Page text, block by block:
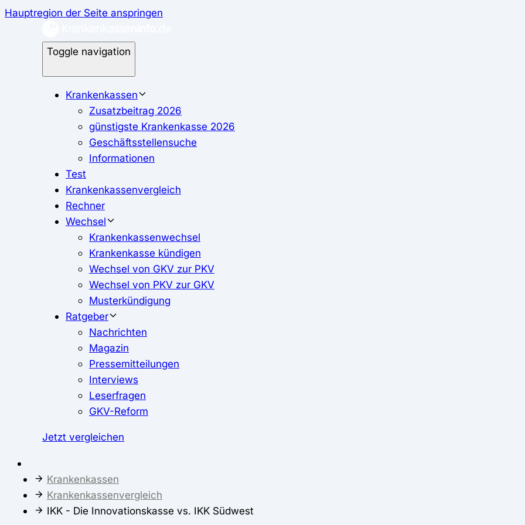
Hauptregion der Seite anspringen
Toggle navigation
Krankenkassen
Zusatzbeitrag 2026
günstigste Krankenkasse 2026
Geschäftsstellensuche
Informationen
Test
Krankenkassenvergleich
Rechner
Wechsel
Krankenkassenwechsel
Krankenkasse kündigen
Wechsel von GKV zur PKV
Wechsel von PKV zur GKV
Musterkündigung
Ratgeber
Nachrichten
Magazin
Pressemitteilungen
Interviews
Leserfragen
GKV-Reform
Jetzt vergleichen
Krankenkassen
Krankenkassenvergleich
IKK - Die Innovationskasse vs. IKK Südwest